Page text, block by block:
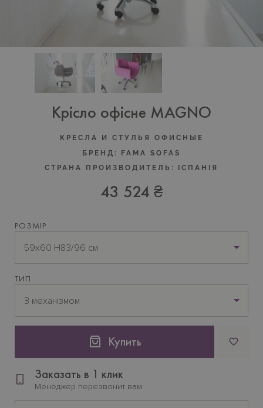
Крісло офісне MAGNO
КРЕСЛА И СТУЛЬЯ ОФИСНЫЕ
БРЕНД:
FAMA SOFAS
СТРАНА ПРОИЗВОДИТЕЛЬ:
IСПАНIЯ
43 524 ₴
РОЗМІР
59х60 H83/96 см
ТИП
З механізмом
Купить
Заказать в 1 клик
Менеджер перезвонит вам